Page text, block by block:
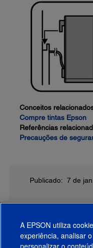
Conceitos
Compre tintas Epson
Referências
Precauções de
Publicado: 7 de
A EPSON utiliza
experiência, analisar
personalizar o